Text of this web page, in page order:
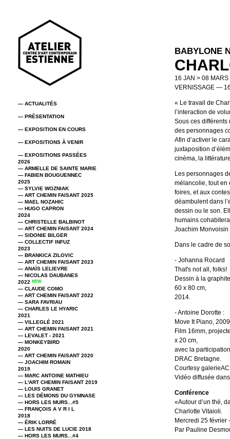
— ACTUALITÉS
— PRÉSENTATION
— EXPOSITION EN COURS
— EXPOSITIONS À VENIR
— EXPOSITIONS PASSÉES
2026
— ARMELLE DE SAINTE MARIE
— FABIEN BOUGUENNEC
2025
— SYLVIE WOZNIAK
— ART CHEMIN FAISANT 2025
— MAEL NOZAHIC
— HUGO CAPRON
2024
— CHRISTELLE BALBINOT
— ART CHEMIN FAISANT 2024
— SIDONIE BILGER
— COLLECTIF INFUZ
2023
— BRANKICA ZILOVIC
— ART CHEMIN FAISANT 2023
— ANAÏS LELIEVRE
— NICOLAS DAUBANES
2022 NEW
— CLAUDE COMO
— ART CHEMIN FAISANT 2022
— SARA FAVRIAU
— CHARLES LE HYARIC
2021
— VILLEGLÉ 2021
— ART CHEMIN FAISANT 2021
— LEVALET - 2021
— MONKEYBIRD
2020
— ART CHEMIN FAISANT 2020
— JOACHIM ROMAIN
2019
— MARC ANTOINE MATHIEU
— L'ART CHEMIN FAISANT 2019
— LOUIS GRANET
— LES DÉMONS DU GYMNASE
— HORS LES MURS...#5
— FRANÇOIS A V R I L
2018
— ÉRIK LORRÉ
— LES NUITS DE LUCIE 2018
— HORS LES MURS...#4
BABYLONE
16 JAN > 08
VERNISSAGE —
« Le travail de
l’interaction de
Sous ces différents
des personnages
Afin d’activer le
juxtaposition
cinéma, la
Les personnages
mélancolie, tout en
foires, et aux
déambulent dans
dessin ou le son.
humains
Joachim Monvoisin
Dans le cadre de
- Johanna Rocard
That's not all, folks!
Dessin à la graphite
60 x 80 cm,
2014.
- Antoine Dorotte :
Move It Piano, 2009
Film 16mm,
x 20 cm,
avec la
DRAC Bretagne.
Courtesy
Vidéo diffusée
Conférence
«Autour d’un thé,
Charlotte Vitaioli.
Mercredi 25 février
Par Pauline